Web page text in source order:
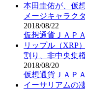
本田圭佑が、仮
メージキャラク
2018/08/22
仮想通貨ＪＡＰ
リップル（XRP
割り、非中央集
2018/08/20
仮想通貨ＪＡＰ
イーサリアムの